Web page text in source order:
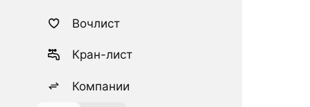
Вочлист
Кран-лист
Компании